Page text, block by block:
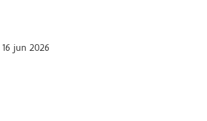
16 jun 2026